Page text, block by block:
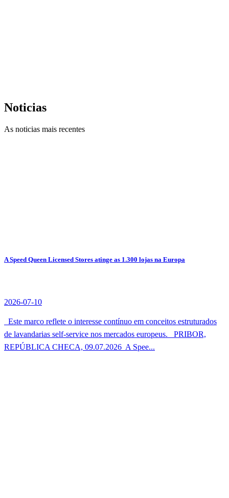
Noticias
As noticias mais recentes
A Speed Queen Licensed Stores atinge as 1.300 lojas na Europa
2026-07-10
Este marco reflete o interesse contínuo em conceitos estruturados
de lavandarias self-service nos mercados europeus. PRIBOR,
REPÚBLICA CHECA, 09.07.2026  A Spee...